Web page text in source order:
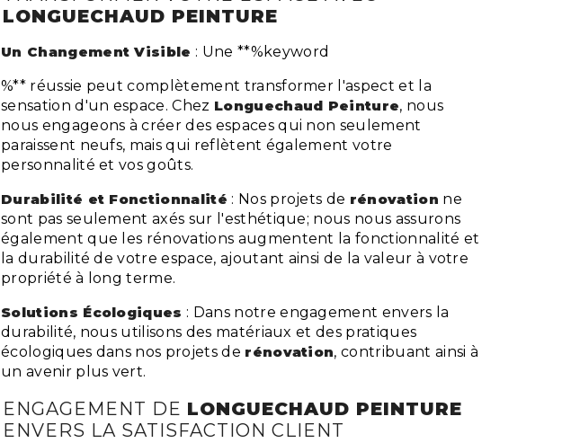
LONGUECHAUD PEINTURE
Un Changement Visible : Une **%keyword
%** réussie peut complètement transformer l'aspect et la
sensation d'un espace. Chez Longuechaud Peinture, nous
nous engageons à créer des espaces qui non seulement
paraissent neufs, mais qui reflètent également votre
personnalité et vos goûts.
Durabilité et Fonctionnalité : Nos projets de rénovation ne
sont pas seulement axés sur l'esthétique; nous nous assurons
également que les rénovations augmentent la fonctionnalité et
la durabilité de votre espace, ajoutant ainsi de la valeur à votre
propriété à long terme.
Solutions Écologiques : Dans notre engagement envers la
durabilité, nous utilisons des matériaux et des pratiques
écologiques dans nos projets de rénovation, contribuant ainsi à
un avenir plus vert.
ENGAGEMENT DE LONGUECHAUD PEINTURE
ENVERS LA SATISFACTION CLIENT